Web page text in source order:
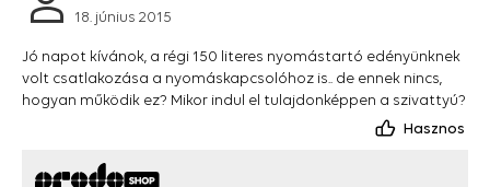
18. június 2015
Jó napot kívánok, a régi 150 literes nyomástartó edényünknek
volt csatlakozása a nyomáskapcsolóhoz is.. de ennek nincs,
hogyan működik ez? Mikor indul el tulajdonképpen a szivattyú?
Hasznos